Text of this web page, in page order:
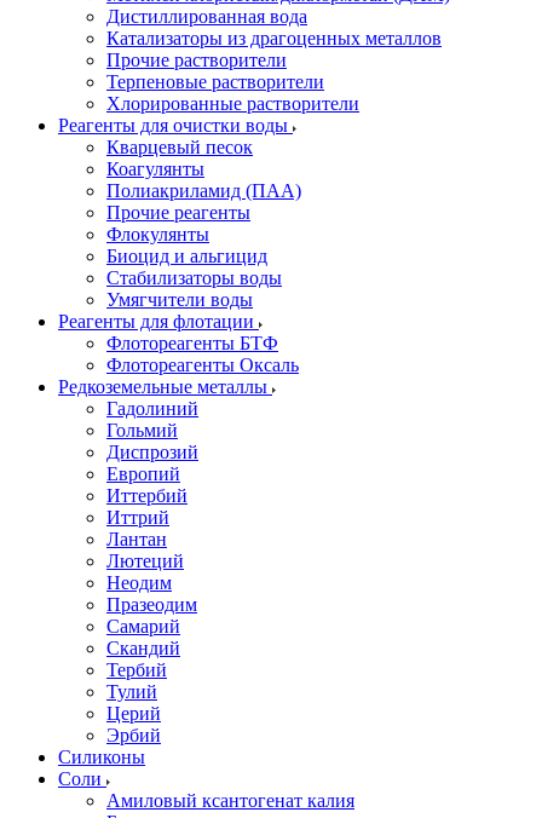
Дистиллированная вода
Катализаторы из драгоценных металлов
Прочие растворители
Терпеновые растворители
Хлорированные растворители
Реагенты для очистки воды
Кварцевый песок
Коагулянты
Полиакриламид (ПАА)
Прочие реагенты
Флокулянты
Биоцид и альгицид
Стабилизаторы воды
Умягчители воды
Реагенты для флотации
Флотореагенты БТФ
Флотореагенты Оксаль
Редкоземельные металлы
Гадолиний
Гольмий
Диспрозий
Европий
Иттербий
Иттрий
Лантан
Лютеций
Неодим
Празеодим
Самарий
Скандий
Тербий
Тулий
Церий
Эрбий
Силиконы
Соли
Амиловый ксантогенат калия